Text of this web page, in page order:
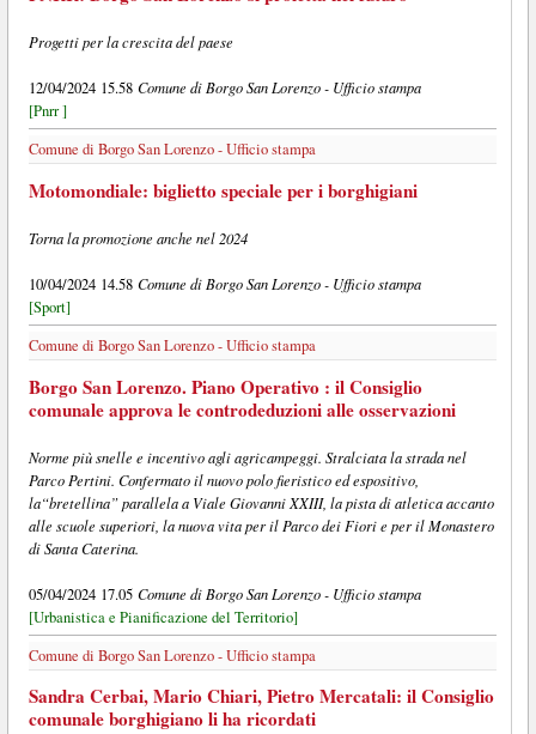
Progetti per la crescita del paese
12/04/2024 15.58 Comune di Borgo San Lorenzo - Ufficio stampa
[Pnrr ]
Comune di Borgo San Lorenzo - Ufficio stampa
Motomondiale: biglietto speciale per i borghigiani
Torna la promozione anche nel 2024
10/04/2024 14.58 Comune di Borgo San Lorenzo - Ufficio stampa
[Sport]
Comune di Borgo San Lorenzo - Ufficio stampa
Borgo San Lorenzo. Piano Operativo : il Consiglio
comunale approva le controdeduzioni alle osservazioni
Norme più snelle e incentivo agli agricampeggi. Stralciata la strada nel
Parco Pertini. Confermato il nuovo polo fieristico ed espositivo,
la“bretellina” parallela a Viale Giovanni XXIII, la pista di atletica accanto
alle scuole superiori, la nuova vita per il Parco dei Fiori e per il Monastero
di Santa Caterina.
05/04/2024 17.05 Comune di Borgo San Lorenzo - Ufficio stampa
[Urbanistica e Pianificazione del Territorio]
Comune di Borgo San Lorenzo - Ufficio stampa
Sandra Cerbai, Mario Chiari, Pietro Mercatali: il Consiglio
comunale borghigiano li ha ricordati